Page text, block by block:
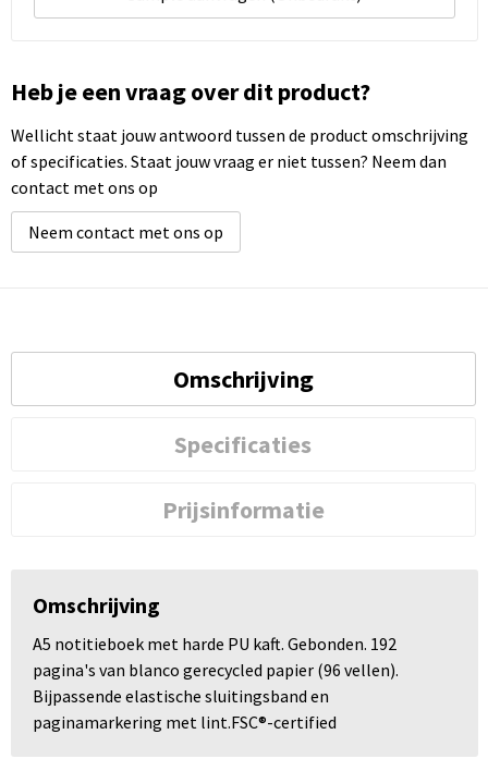
Heb je een vraag over dit product?
Wellicht staat jouw antwoord tussen de product omschrijving
of specificaties. Staat jouw vraag er niet tussen? Neem dan
contact met ons op
Neem contact met ons op
Omschrijving
Specificaties
Prijsinformatie
Omschrijving
A5 notitieboek met harde PU kaft. Gebonden. 192
pagina's van blanco gerecycled papier (96 vellen).
Bijpassende elastische sluitingsband en
paginamarkering met lint.FSC®-certified